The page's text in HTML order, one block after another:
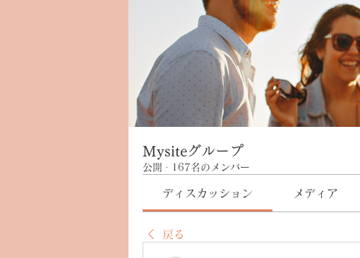
Mysiteグループ
公開 · 167名のメンバー
ディスカッション メディア
戻る